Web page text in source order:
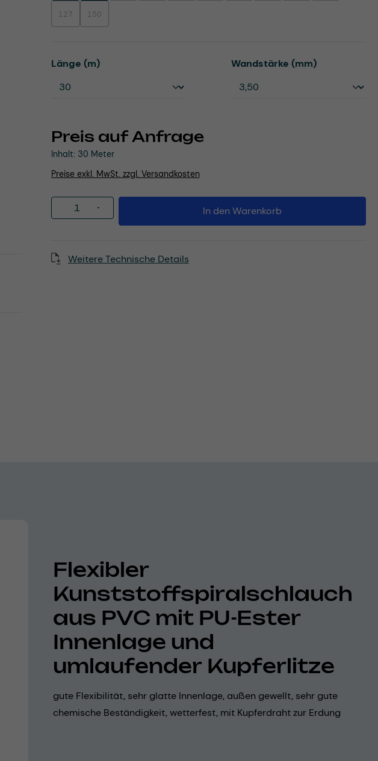
Preis auf Anfrage
Inhalt: 30 Meter
Preise exkl. MwSt. zzgl. Versandkosten
127(Diese Option ist zurzeit nicht verfügbar.)
150(Diese Option ist zurzeit nicht verfügbar.)
Länge (m)auswählen Wandstärke (mm)auswählen
Produkt Anzahl: Gib den gewünschten Wert
In den Warenkorb
Weitere Technische Details
Flexibler
Kunststoffspiralschlauch
aus PVC mit PU-Ester
Innenlage und
umlaufender Kupferlitze
gute Flexibilität, sehr glatte Innenlage, außen gewellt, sehr gute
chemische Beständigkeit, wetterfest, mit Kupferdraht zur Erdung